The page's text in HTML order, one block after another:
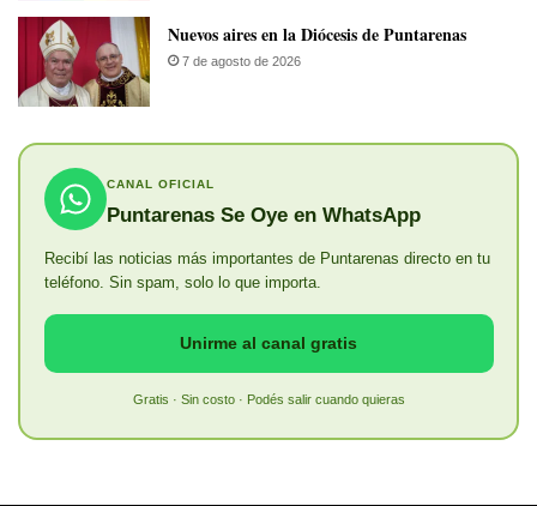
​Nuevos aires en la Diócesis de Puntarenas
7 de agosto de 2026
CANAL OFICIAL
Puntarenas Se Oye en WhatsApp
Recibí las noticias más importantes de Puntarenas directo en tu
teléfono. Sin spam, solo lo que importa.
Unirme al canal gratis
Gratis · Sin costo · Podés salir cuando quieras